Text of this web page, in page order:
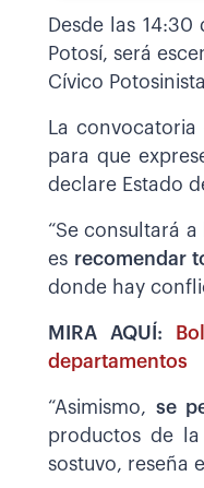
Desde las
Potosí, será
Cívico
La
para que
declare Estado
“Se consultará
es recomendar
donde hay
MIRA AQUÍ:
departamentos
“Asimismo, se
productos de
sostuvo, reseña